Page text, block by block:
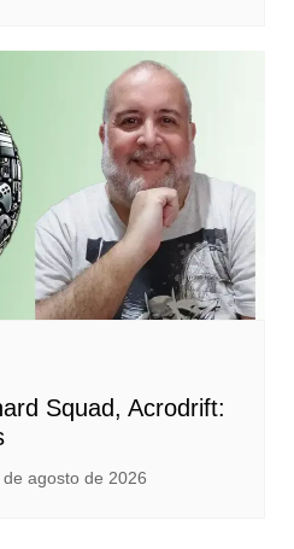
Squad, Acrodrift:
de agosto de 2026